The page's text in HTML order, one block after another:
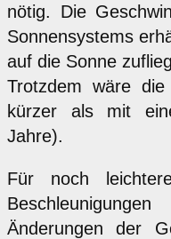
nötig. Die
Sonnensystems
auf die Sonne
Trotzdem wäre
kürzer als mit
Jahre).
Für noch
Änderungen der